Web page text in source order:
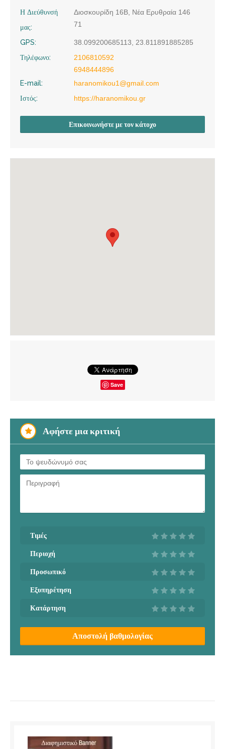
Η Διεύθυνσή
μας:
Διοσκουρίδη 16Β, Νέα Ερυθραία 146
71
GPS:
38.099200685113, 23.811891885285
Τηλέφωνο:
2106810592
6948444896
E-mail:
haranomikou1@gmail.com
Ιστός:
https://haranomikou.gr
Επικοινωνήστε με τον κάτοχο
Save
Αφήστε μια κριτική
Τιμές
Περιοχή
Προσωπικό
Εξυπηρέτηση
Κατάρτηση
Αποστολή βαθμολογίας